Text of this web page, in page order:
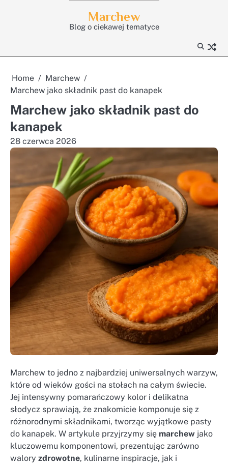
Marchew
Blog o ciekawej tematyce
Home
Marchew
Marchew jako składnik past do kanapek
Marchew jako składnik past do
kanapek
28 czerwca 2026
Marchew to jedno z najbardziej uniwersalnych warzyw,
które od wieków gości na stołach na całym świecie.
Jej intensywny pomarańczowy kolor i delikatna
słodycz sprawiają, że znakomicie komponuje się z
różnorodnymi składnikami, tworząc wyjątkowe pasty
do kanapek. W artykule przyjrzymy się marchew jako
kluczowemu komponentowi, prezentując zarówno
walory zdrowotne, kulinarne inspiracje, jak i